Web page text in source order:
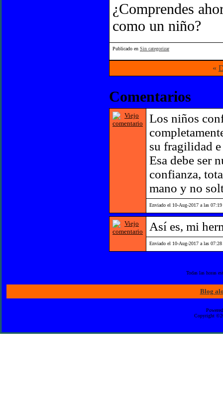
¿Comprendes
como un niño?
Publicado en Sin categorizar
«
Comentarios
Los niños
su fragilidad
Esa debe ser
confianza,
mano y no
Enviado el 10-Aug-2017 a las
Así es, mi
Enviado el 10-Aug-2017 a las
Todas las horas
Blog
Copyright